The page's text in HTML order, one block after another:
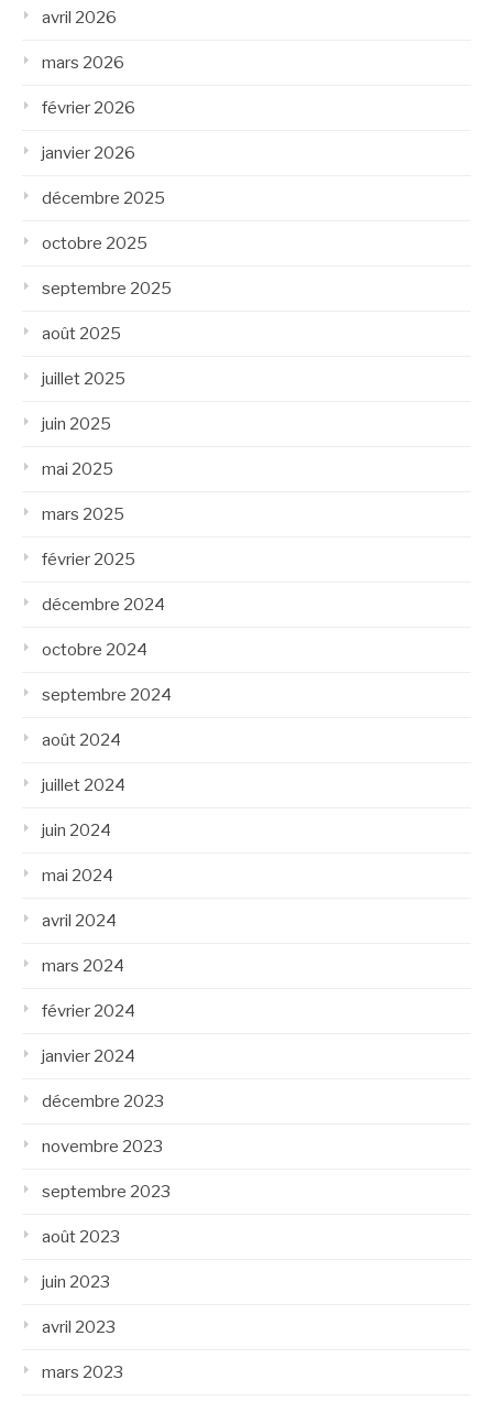
avril 2026
mars 2026
février 2026
janvier 2026
décembre 2025
octobre 2025
septembre 2025
août 2025
juillet 2025
juin 2025
mai 2025
mars 2025
février 2025
décembre 2024
octobre 2024
septembre 2024
août 2024
juillet 2024
juin 2024
mai 2024
avril 2024
mars 2024
février 2024
janvier 2024
décembre 2023
novembre 2023
septembre 2023
août 2023
juin 2023
avril 2023
mars 2023